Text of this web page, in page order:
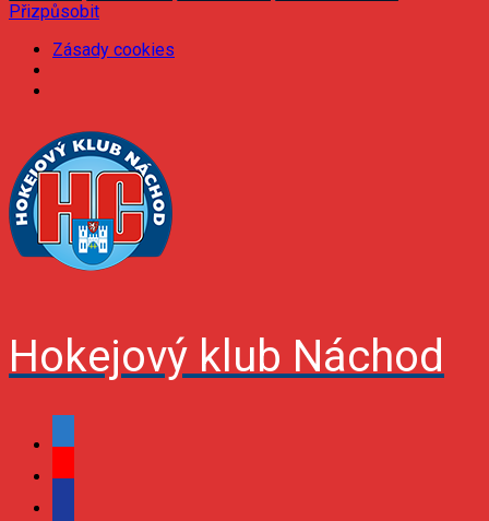
Přizpůsobit
Zásady cookies
content
Hokejový klub Náchod